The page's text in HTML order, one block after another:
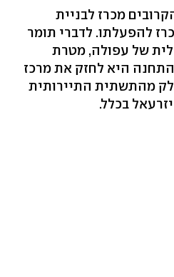
מכרז לבניית
להפעלתו. לדברי תומר
של עפולה, מטרת
היא לחזק את מרכז
מהתשתית התיירותית
בכלל.